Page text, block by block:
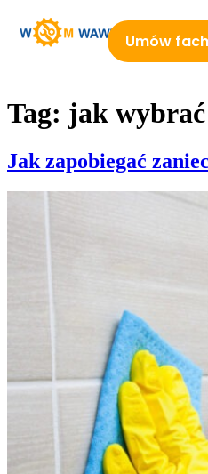
treści
Umów
Tag: jak
Jak zapobiegać